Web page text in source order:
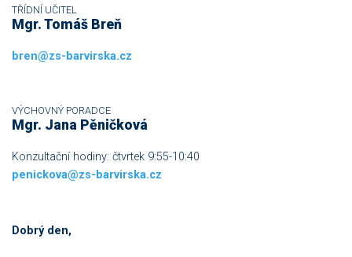
TŘÍDNÍ UČITEL
Mgr. Tomáš Breň
bren@zs-barvirska.cz
VÝCHOVNÝ PORADCE
Mgr. Jana Pěničková
Konzultační hodiny: čtvrtek 9:55-10:40
penickova@zs-barvirska.cz
Dobrý den,